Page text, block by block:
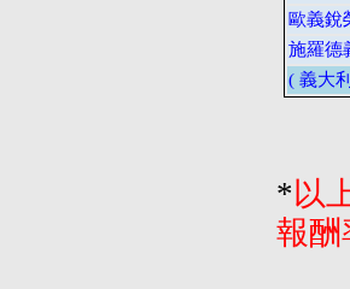
歐義銳
施羅德
( 義大
* 以
報酬